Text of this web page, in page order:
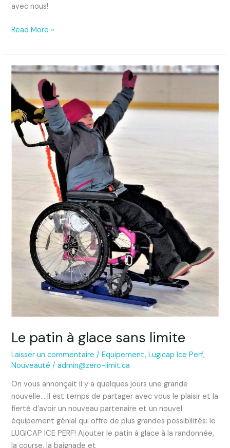
avec nous!
Read More »
Le patin à glace sans limite
Laisser un commentaire /Equipement,Lugicap Ice Perf,
Nouveauté /admin@zero-limit.ca
On vous annonçait il y a quelques jours une grande
nouvelle… Il est temps de partager avec vous le plaisir et la
fierté d’avoir un nouveau partenaire et un nouvel
équipement génial qui offre de plus grandes possibilités: le
LUGICAP ICE PERF! Ajouter le patin à glace à la randonnée,
la course, la baignade et
Le
patin
glace
sans
limite